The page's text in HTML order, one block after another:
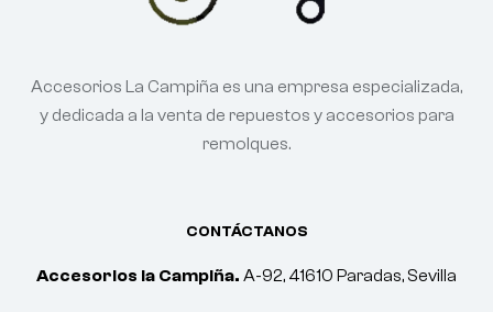
CONTÁCTANOS
Accesorios la Campiña. A-92, 41610 Paradas, Sevilla
Accesorios La Campiña es una empresa especializada,
y dedicada a la venta de repuestos y accesorios para
remolques.